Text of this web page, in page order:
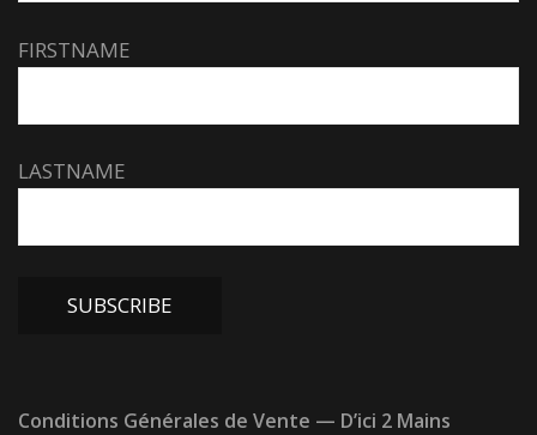
FIRSTNAME
LASTNAME
Conditions Générales de Vente — D’ici 2 Mains